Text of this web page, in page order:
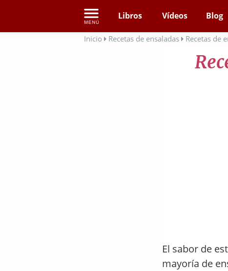
Libros Vídeos Blog
Inicio Recetas de ensaladas Recetas de
El sabor de
mayoría de